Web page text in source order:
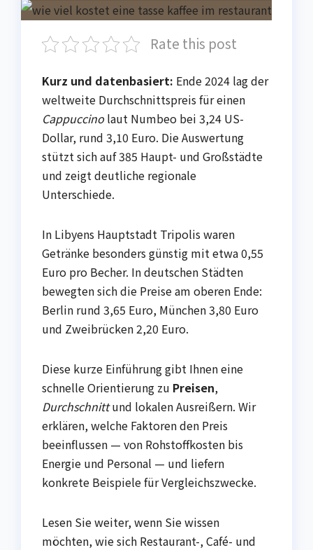
Rate this post
Kurz und datenbasiert: Ende 2024 lag der
weltweite Durchschnittspreis für einen
Cappuccinolaut Numbeo bei 3,24 US-
Dollar, rund 3,10 Euro. Die Auswertung
stützt sich auf 385 Haupt- und Großstädte
und zeigt deutliche regionale
Unterschiede.
In Libyens Hauptstadt Tripolis waren
Getränke besonders günstig mit etwa 0,55
Euro pro Becher. In deutschen Städten
bewegten sich die Preise am oberen Ende:
Berlin rund 3,65 Euro, München 3,80 Euro
und Zweibrücken 2,20 Euro.
Diese kurze Einführung gibt Ihnen eine
schnelle Orientierung zu Preisen,
Durchschnittund lokalen Ausreißern. Wir
erklären, welche Faktoren den Preis
beeinflussen — von Rohstoffkosten bis
Energie und Personal — und liefern
konkrete Beispiele für Vergleichszwecke.
Lesen Sie weiter, wenn Sie wissen
möchten, wie sich Restaurant-, Café- und